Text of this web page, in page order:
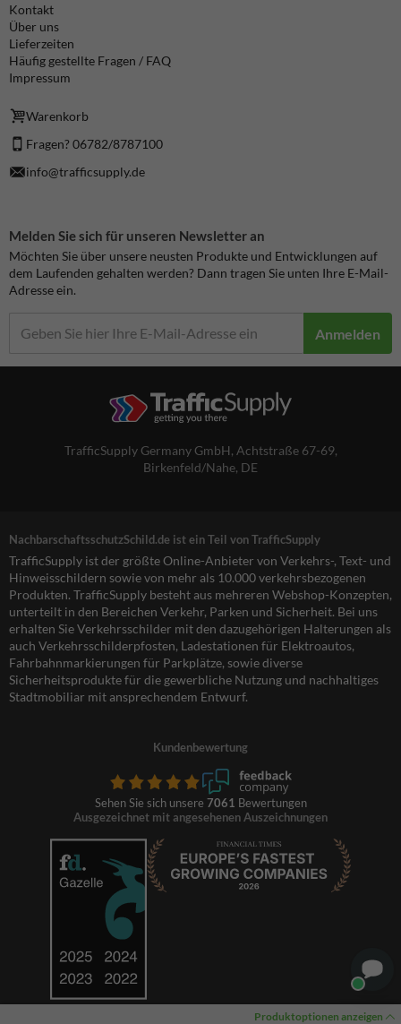
Produktoptionen anzeigen
Kontakt
Über uns
Lieferzeiten
Häufig gestellte Fragen / FAQ
Impressum
Warenkorb
Fragen? 06782/8787100
info@trafficsupply.de
Melden Sie sich für unseren Newsletter an
Möchten Sie über unsere neusten Produkte und Entwicklungen auf
dem Laufenden gehalten werden? Dann tragen Sie unten Ihre E-Mail-
Adresse ein.
Anmelden
TrafficSupply Germany GmbH, Achtstraße 67-69,
Birkenfeld/Nahe, DE
NachbarschaftsschutzSchild.de ist ein Teil von TrafficSupply
TrafficSupply ist der größte Online-Anbieter von Verkehrs-, Text- und
Hinweisschildern sowie von mehr als 10.000 verkehrsbezogenen
Produkten. TrafficSupply besteht aus mehreren Webshop-Konzepten,
unterteilt in den Bereichen Verkehr, Parken und Sicherheit. Bei uns
erhalten Sie Verkehrsschilder mit den dazugehörigen Halterungen als
auch Verkehrsschilderpfosten, Ladestationen für Elektroautos,
Fahrbahnmarkierungen für Parkplätze, sowie diverse
Sicherheitsprodukte für die gewerbliche Nutzung und nachhaltiges
Stadtmobiliar mit ansprechendem Entwurf.
Kundenbewertung
Sehen Sie sich unsere 7061 Bewertungen
Ausgezeichnet mit angesehenen Auszeichnungen